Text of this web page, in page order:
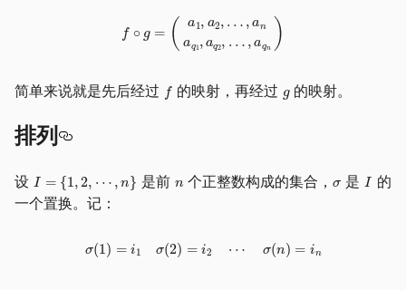
简单来说就是先后经过 的映射，再经过 的映射。
排列
设 是前 个正整数构成的集合， 是
的
一个置换。记：